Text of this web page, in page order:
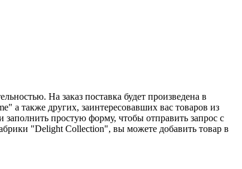
На заказ поставка будет произведена в
а также других, заинтересовавших вас товаров из
простую форму, чтобы отправить запрос с
"Delight Collection", вы можете добавить товар в